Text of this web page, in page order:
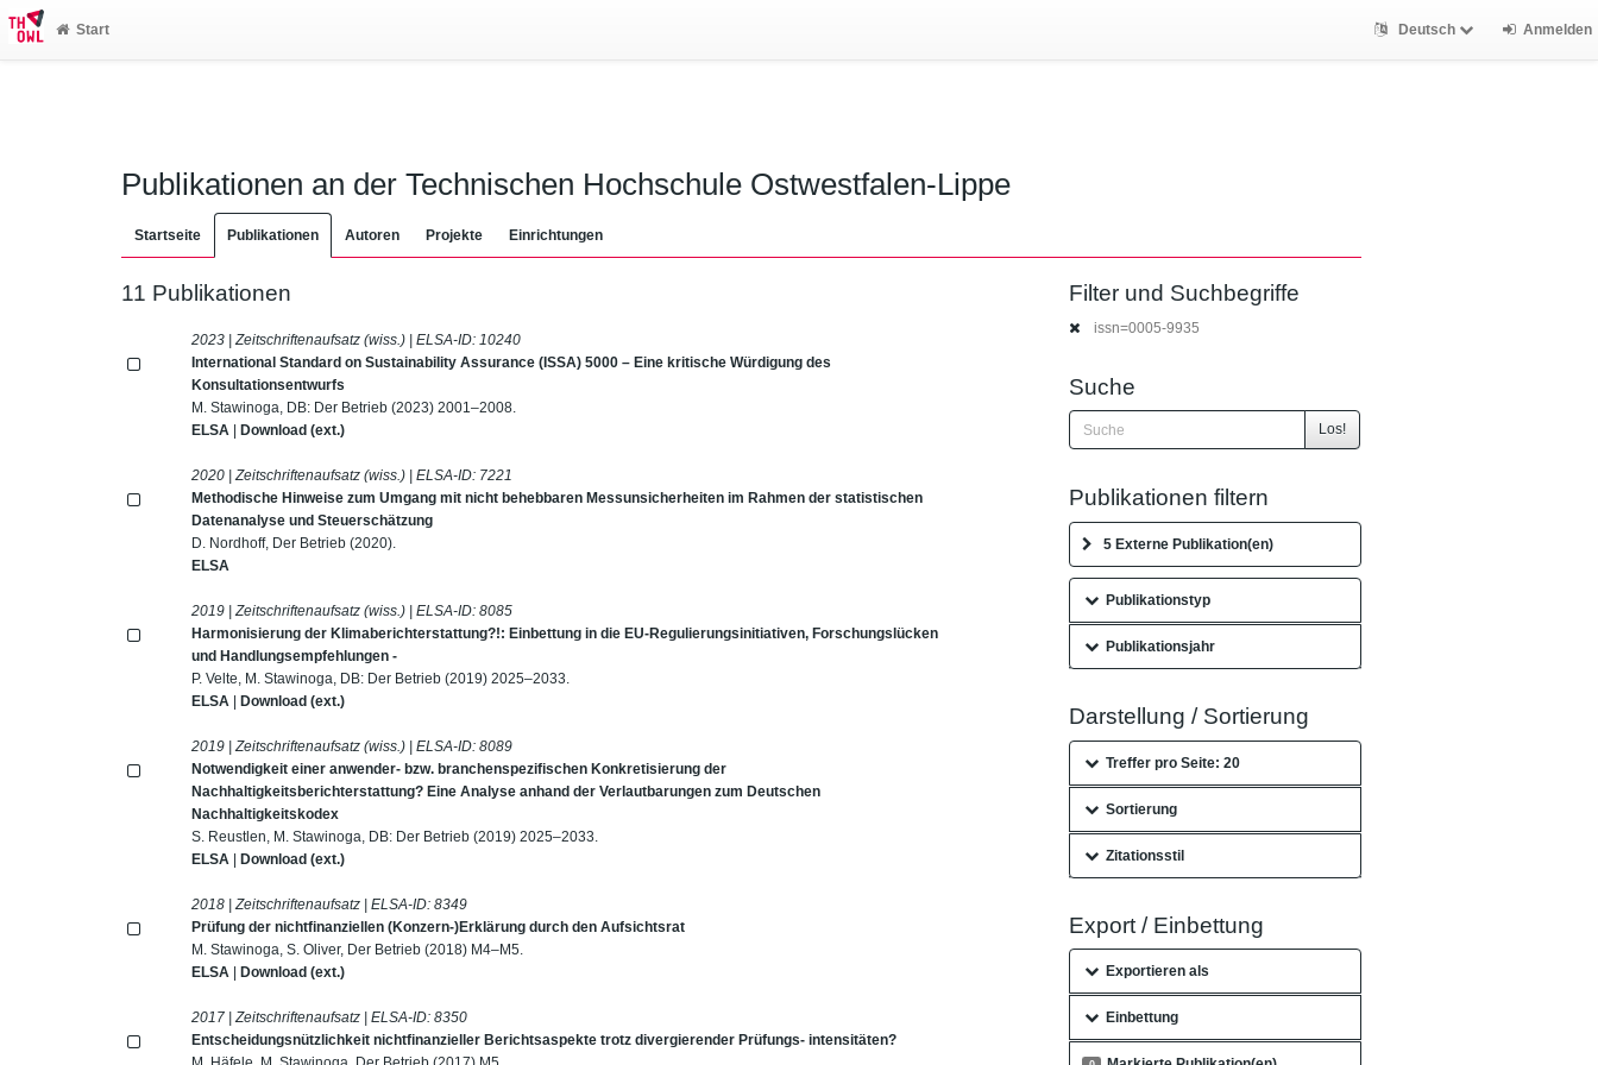
Start Deutsch Anmelden
Publikationen an der Technischen Hochschule Ostwestfalen-Lippe
Startseite Publikationen Autoren Projekte Einrichtungen
11 Publikationen
2023 | Zeitschriftenaufsatz (wiss.) | ELSA-ID: 10240
International Standard on Sustainability Assurance (ISSA) 5000 – Eine kritische Würdigung des
Konsultationsentwurfs
M. Stawinoga, DB: Der Betrieb (2023) 2001–2008.
ELSA |Download (ext.)
2020 | Zeitschriftenaufsatz (wiss.) | ELSA-ID: 7221
Methodische Hinweise zum Umgang mit nicht behebbaren Messunsicherheiten im Rahmen der statistischen
Datenanalyse und Steuerschätzung
D. Nordhoff, Der Betrieb (2020).
ELSA
2019 | Zeitschriftenaufsatz (wiss.) | ELSA-ID:8085
Harmonisierung der Klimaberichterstattung?!: Einbettung in die EU-Regulierungsinitiativen, Forschungslücken
und Handlungsempfehlungen -
P. Velte, M. Stawinoga, DB: Der Betrieb (2019) 2025–2033.
ELSA |Download (ext.)
2019 | Zeitschriftenaufsatz (wiss.) | ELSA-ID:8089
Notwendigkeit einer anwender- bzw. branchenspezifischen Konkretisierung der
Nachhaltigkeitsberichterstattung? Eine Analyse anhand der Verlautbarungen zum Deutschen
Nachhaltigkeitskodex
S. Reustlen, M. Stawinoga, DB: Der Betrieb (2019) 2025–2033.
ELSA |Download (ext.)
2018 | Zeitschriftenaufsatz | ELSA-ID:8349
Prüfung der nichtfinanziellen (Konzern-)Erklärung durch den Aufsichtsrat
M. Stawinoga, S. Oliver, Der Betrieb (2018) M4–M5.
ELSA |Download (ext.)
2017 | Zeitschriftenaufsatz | ELSA-ID:8350
Entscheidungsnützlichkeit nichtfinanzieller Berichtsaspekte trotz divergierender Prüfungs- intensitäten?
Filter und Suchbegriffe
issn=0005-9935
Suche
Los!
Publikationen filtern
5 Externe Publikation(en)
Publikationstyp
Publikationsjahr
Darstellung / Sortierung
Treffer pro Seite: 20
Sortierung
Zitationsstil
Export / Einbettung
Exportieren als
Einbettung